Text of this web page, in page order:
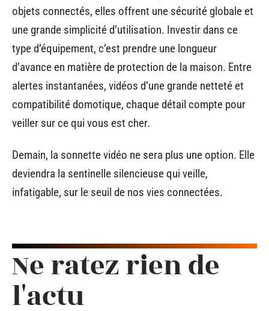
objets connectés, elles offrent une sécurité globale et
une grande simplicité d’utilisation. Investir dans ce
type d’équipement, c’est prendre une longueur
d’avance en matière de protection de la maison. Entre
alertes instantanées, vidéos d’une grande netteté et
compatibilité domotique, chaque détail compte pour
veiller sur ce qui vous est cher.
Demain, la sonnette vidéo ne sera plus une option. Elle
deviendra la sentinelle silencieuse qui veille,
infatigable, sur le seuil de nos vies connectées.
Ne ratez rien de
l'actu